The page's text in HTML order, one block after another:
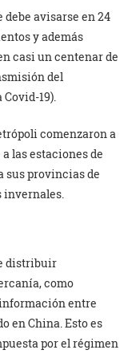
avisarse en 24
y además
casi un centenar de
del
19).
comenzaron a
las estaciones de
sus provincias de
invernales.
distribuir
como
entre
en China. Esto es
por el régimen